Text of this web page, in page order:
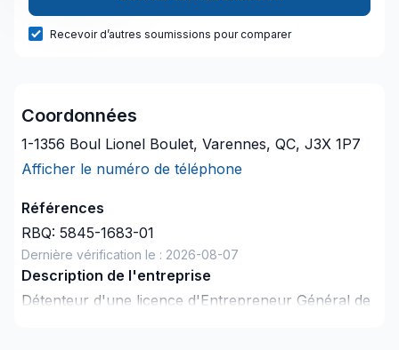
Recevoir d’autres soumissions pour comparer
Coordonnées
1-1356 Boul Lionel Boulet, Varennes, QC, J3X 1P7
Afficher le numéro de téléphone
Références
RBQ: 5845-1683-01
Dernière vérification le : 2026-08-07
Description de l'entreprise
Détenteur d'une licence d'Entrepreneur Général de